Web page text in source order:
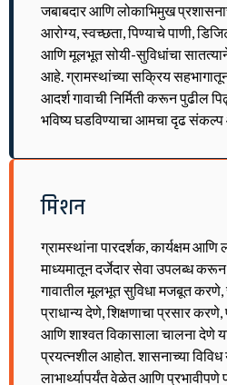
जबाबदार आणि लोकाभिमुख
आरोग्य, स्वच्छता, पिण्याचे पाणी,
आणि मूलभूत सोयी-सुविधांचा
आहे. ग्रामस्थांच्या सक्रिय
आदर्श गावाची निर्मिती करून पुढील
भविष्य घडविण्याचा आमचा दृढ
मिशन
ग्रामस्थांना पारदर्शक, कार्यक्षम
माध्यमातून दर्जेदार सेवा उपलब्ध
गावातील मूलभूत सुविधा मजबूत करणे,
प्राधान्य देणे, शिक्षणाचा प्रसार करणे,
आणि शाश्वत विकासाला चालना देणे
प्रयत्नशील आहोत. शासनाच्या
लाभार्थ्यापर्यंत वेळेत आणि प्रभावीपणे